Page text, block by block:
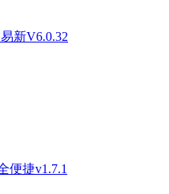
新V6.0.32
便捷v1.7.1